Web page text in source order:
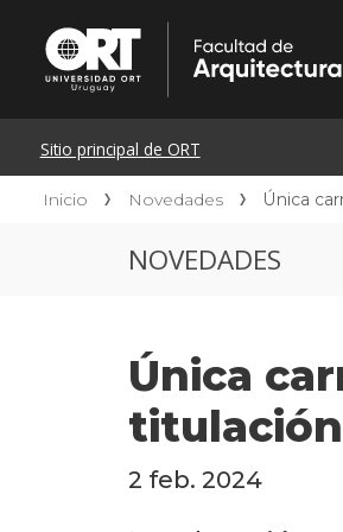
Inicio Novedades Única
NOVEDADES
Única
titulación
2 feb. 2024